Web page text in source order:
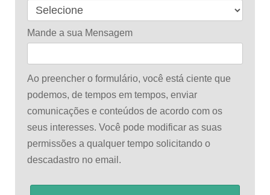
Mande a sua Mensagem
Ao preencher o formulário, você está ciente que
podemos, de tempos em tempos, enviar
comunicações e conteúdos de acordo com os
seus interesses. Você pode modificar as suas
permissões a qualquer tempo solicitando o
descadastro no email.